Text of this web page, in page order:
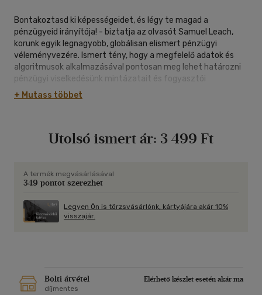
Bontakoztasd ki képességeidet, és légy te magad a
pénzügyeid irányítója! - biztatja az olvasót Samuel Leach,
korunk egyik legnagyobb, globálisan elismert pénzügyi
véleményvezére. Ismert tény, hogy a megfelelő adatok és
algoritmusok alkalmazásával pontosan meg lehet határozni
pénzügyi viselkedésünk mintázatait és fogyasztói
preferenciáinkat. Vajon mi történne, és mennyivel
hatékonyabban érhetnénk el céljainkat, ha ezeket az
kötetében Samuel Leach megmutatja nekünk, hogyan
új viselkedési mintákat, amelyekkel valódi változásokat
érhetünk el a pénzügyeink terén.
Ehhez szükség van az érzelmi intelligencia és az intellektuális
képességek fejlesztésére, a szerző álláspontja szerint
ahhoz, hogy felgyorsítsuk személyiségünk fejlődését, és
saját példáján keresztül a szerző megmutatja azt is, hogyan
+ Mutass többet
Utolsó ismert ár: 3 499 Ft
A termék megvásárlásával
349 pontot szerezhet
Legyen Ön is törzsvásárlónk, kártyájára akár 10%
visszajár.
Bolti átvétel
Elérhető készlet esetén akár ma
díjmentes